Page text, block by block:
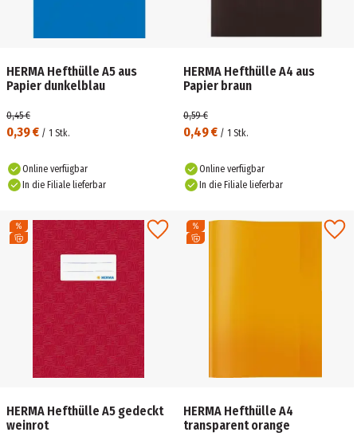
HERMA Hefthülle A5 aus
Papier dunkelblau
0,39 € / 1 Stk.
0,45 €
Online verfügbar
In die Filiale lieferbar
HERMA Hefthülle A4 aus
Papier braun
0,49 € / 1 Stk.
0,59 €
Online verfügbar
In die Filiale lieferbar
HERMA Hefthülle A5 gedeckt
weinrot
HERMA Hefthülle A4
transparent orange